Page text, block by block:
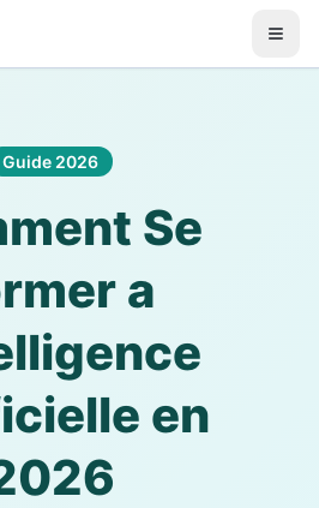
Guide 2026
Se
a
en